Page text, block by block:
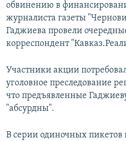
обвинению в
журналиста газеты
Гаджиева провели
корреспондент
Участники акции
уголовное преследование
что предъявленные
"абсурдны".
В серии одиночных пикетов